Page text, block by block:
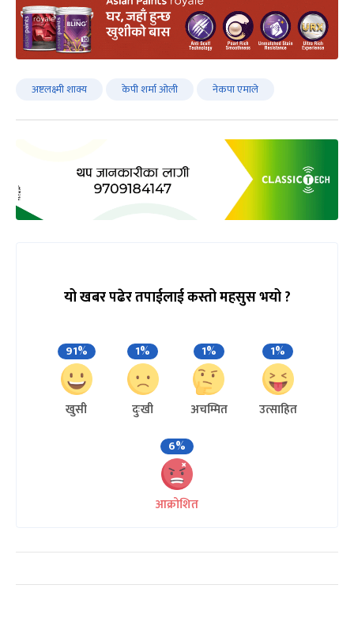
अष्टलक्ष्मी शाक्य केपी शर्मा ‌ओली नेकपा एमाले
यो खबर पढेर तपाईलाई कस्तो महसुस भयो ?
91%
खुसी
1%
दुःखी
1%
अचम्मित
1%
उत्साहित
6%
आक्रोशित